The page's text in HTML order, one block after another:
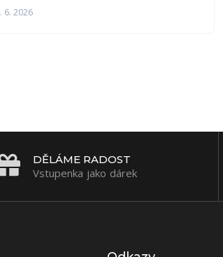
6. 2026
DĚLÁME RADOST
Vstupenka jako dárek